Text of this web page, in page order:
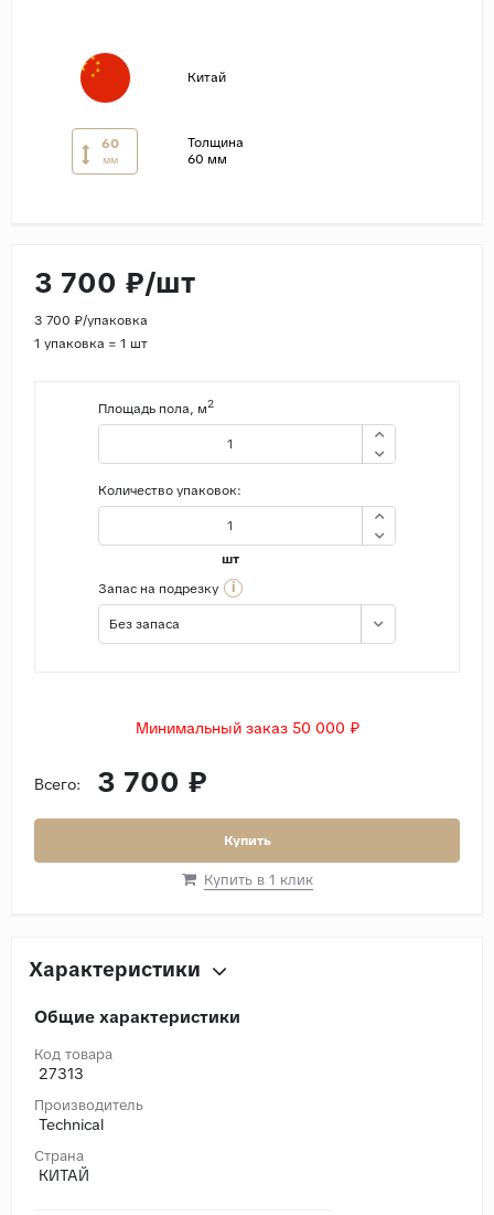
Китай
60
мм
Толщина
60 мм
3 700 ₽/шт
3 700 ₽/упаковка
1 упаковка = 1 шт
Площадь пола, м2
Количество упаковок:
шт
Запас на подрезку
i
Без запаса
Минимальный заказ 50 000 ₽
Всего: 3 700 ₽
Купить
Купить в 1 клик
Характеристики
Общие характеристики
Код товара
27313
Производитель
Technical
Страна
КИТАЙ